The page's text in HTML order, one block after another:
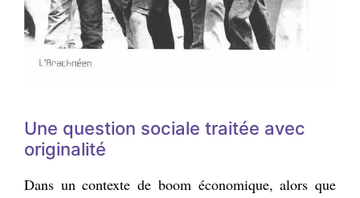
Une question sociale traitée avec
originalité
Dans un contexte de boom économique, alors que